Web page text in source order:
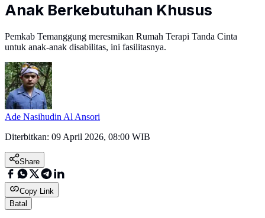
Anak Berkebutuhan Khusus
Pemkab Temanggung meresmikan Rumah Terapi Tanda Cinta
untuk anak-anak disabilitas, ini fasilitasnya.
Ade Nasihudin Al Ansori
Diterbitkan: 09 April 2026, 08:00 WIB
Share
Copy Link
Batal